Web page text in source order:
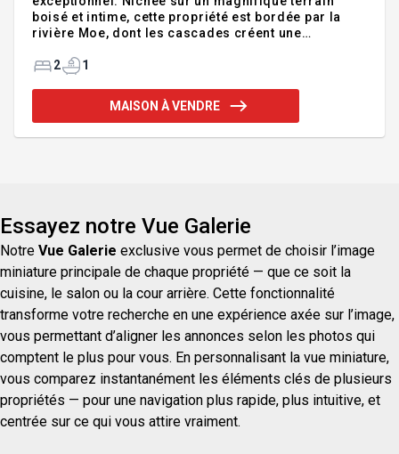
boisé et intime, cette propriété est bordée par la
rivière Moe, dont les cascades créent une
devient votre plus proche voisine, offrant un cadre
paysages se rencontrent et ce à moins de 10km de
Sherbrooke! Maison sur dalle de béton de 2
2 1
MAISON À VENDRE
Essayez notre Vue Galerie
Notre Vue Galerie exclusive vous permet de choisir l’image
miniature principale de chaque propriété — que ce soit la
cuisine, le salon ou la cour arrière. Cette fonctionnalité
transforme votre recherche en une expérience axée sur l’image,
vous permettant d’aligner les annonces selon les photos qui
comptent le plus pour vous. En personnalisant la vue miniature,
vous comparez instantanément les éléments clés de plusieurs
propriétés — pour une navigation plus rapide, plus intuitive, et
centrée sur ce qui vous attire vraiment.